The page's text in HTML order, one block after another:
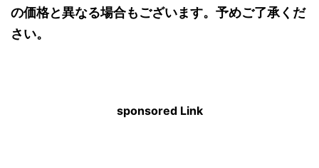
の価格と異なる場合もございます。予めご了承くだ
さい。
sponsored Link